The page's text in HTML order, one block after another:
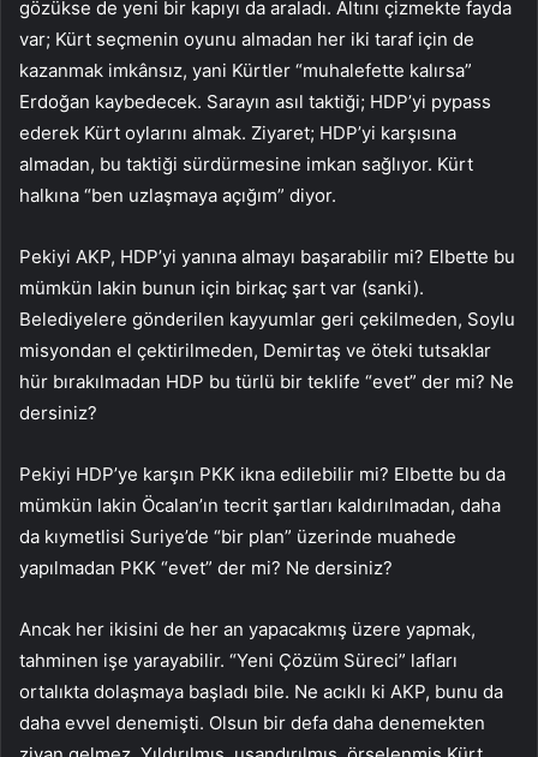
gözükse de yeni bir kapıyı da araladı. Altını çizmekte fayda
var; Kürt seçmenin oyunu almadan her iki taraf için de
kazanmak imkânsız, yani Kürtler “muhalefette kalırsa”
Erdoğan kaybedecek. Sarayın asıl taktiği; HDP’yi pypass
ederek Kürt oylarını almak. Ziyaret; HDP’yi karşısına
almadan, bu taktiği sürdürmesine imkan sağlıyor. Kürt
halkına “ben uzlaşmaya açığım” diyor.
Pekiyi AKP, HDP’yi yanına almayı başarabilir mi? Elbette bu
mümkün lakin bunun için birkaç şart var (sanki).
Belediyelere gönderilen kayyumlar geri çekilmeden, Soylu
misyondan el çektirilmeden, Demirtaş ve öteki tutsaklar
hür bırakılmadan HDP bu türlü bir teklife “evet” der mi? Ne
dersiniz?
Pekiyi HDP’ye karşın PKK ikna edilebilir mi? Elbette bu da
mümkün lakin Öcalan’ın tecrit şartları kaldırılmadan, daha
da kıymetlisi Suriye’de “bir plan” üzerinde muahede
yapılmadan PKK “evet” der mi? Ne dersiniz?
Ancak her ikisini de her an yapacakmış üzere yapmak,
tahminen işe yarayabilir. “Yeni Çözüm Süreci” lafları
ortalıkta dolaşmaya başladı bile. Ne acıklı ki AKP, bunu da
daha evvel denemişti. Olsun bir defa daha denemekten